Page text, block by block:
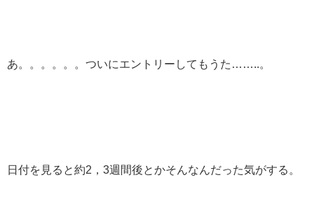
あ。。。。。。ついにエントリーしてもうた……..。
日付を見ると約2，3週間後とかそんなんだった気がする。